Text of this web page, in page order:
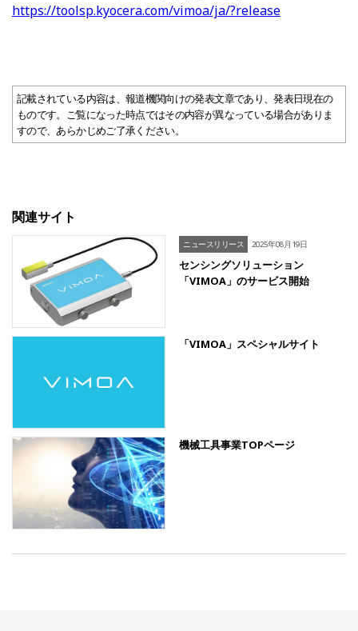
https://toolsp.kyocera.com/vimoa/ja/?release
記載されている内容は、報道機関向けの発表文章であり、発表日現在の
ものです。ご覧になった時点ではその内容が異なっている場合がありま
すので、あらかじめご了承ください。
関連サイト
ニュースリリース 2025年08月19日
センシングソリューション
「VIMOA」のサービス開始
「VIMOA」スペシャルサイト
機械工具事業TOPページ